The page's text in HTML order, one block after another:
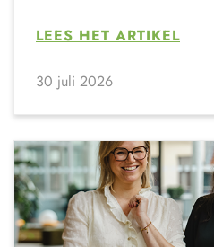
LEES HET ARTIKEL
30 juli 2026